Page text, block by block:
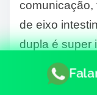
comunicação,
de eixo
dupla é super
estar geral, e
intestinalé a